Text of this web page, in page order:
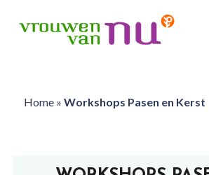
Home» Workshops Pasen en Kerst